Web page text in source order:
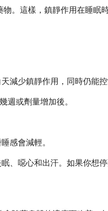
。這樣，鎮靜作用在睡眠
減少鎮靜作用，同時仍能控
週或劑量增加後。
感會減輕。
、噁心和出汗。如果你想停